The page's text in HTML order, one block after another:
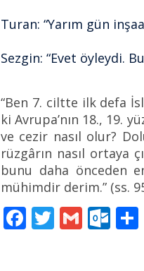
Turan: “Yarım gün
Sezgin: “Evet öyleydi.
“Ben 7. ciltte ilk defa
ki Avrupa’nın 18., 19.
ve cezir nasıl olur?
rüzgârın nasıl ortaya
bunu daha önceden
mühimdir derim.” (ss.
Facebook
Twitter
Gmail